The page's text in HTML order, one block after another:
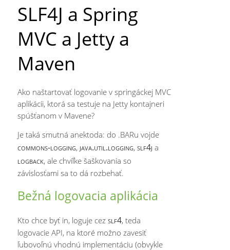
SLF4J a Spring
MVC a Jetty a
Maven
Ako naštartovať logovanie v springáckej MVC
aplikácii, ktorá sa testuje na Jetty kontajneri
spúšťanom v Mavene?
Je taká smutná anektoda: do .BARu vojde
commons-logging, java.util.logging,slf4j a
logback, ale chvíľke šaškovania so
závislosťami sa to dá rozbehať.
Bežná logovacia aplikácia
Kto chce byť in, loguje cezslf4, teda
logovacie API, na ktoré možno zavesiť
ľubovoľnú vhodnú implementáciu (obvykle